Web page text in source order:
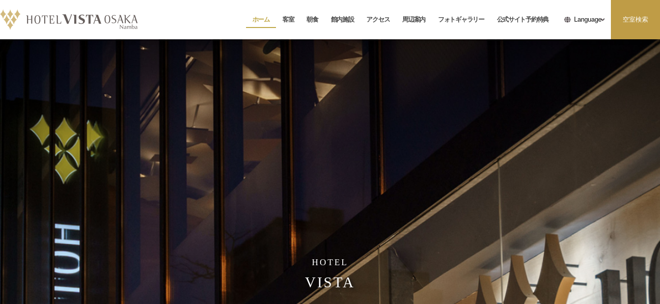
ホーム 客室 朝食 館内施設 アクセス 周辺案内 フォトギャラリー 公式サイト予約特典 Language 空室検索
HOTEL
VISTA